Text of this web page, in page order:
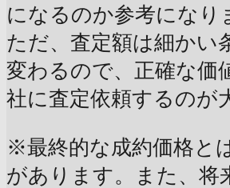
になるのか参考になり
ただ、査定額は細かい
変わるので、正確な価
社に査定依頼するのが
※最終的な成約価格と
があります。また、将